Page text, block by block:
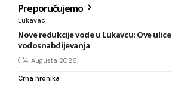
Preporučujemo
Lukavac
Nove redukcije vode u Lukavcu: Ove
vodosnabdijevanja
4. Augusta 2026.
Crna hronika